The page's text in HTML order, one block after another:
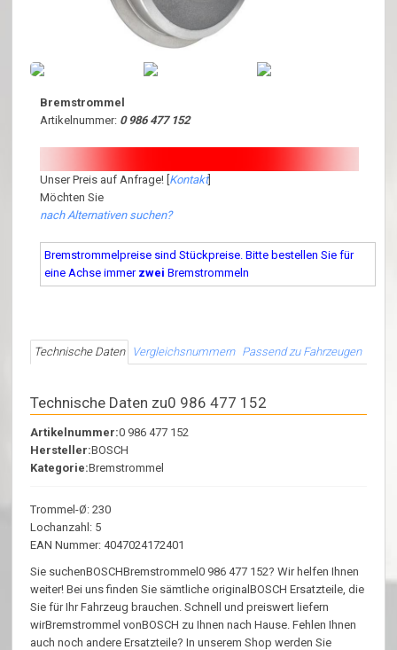
Bremstrommel
Artikelnummer: 0 986 477 152
Unser Preis auf Anfrage! [Kontakt]
Möchten Sie
nach Alternativen suchen?
Bremstrommelpreise sind Stückpreise. Bitte bestellen Sie für
eine Achse immer zwei Bremstrommeln
Technische Daten Vergleichsnummern Passend zu Fahrzeugen
Technische Daten zu0 986 477 152
Artikelnummer:0 986 477 152
Hersteller:BOSCH
Kategorie:Bremstrommel
Trommel-Ø: 230
Lochanzahl: 5
EAN Nummer: 4047024172401
Sie suchenBOSCHBremstrommel0 986 477 152? Wir helfen Ihnen
weiter! Bei uns finden Sie sämtliche originalBOSCH Ersatzteile, die
Sie für Ihr Fahrzeug brauchen. Schnell und preiswert liefern
wirBremstrommel vonBOSCH zu Ihnen nach Hause. Fehlen Ihnen
auch noch andere Ersatzteile? In unserem Shop werden Sie